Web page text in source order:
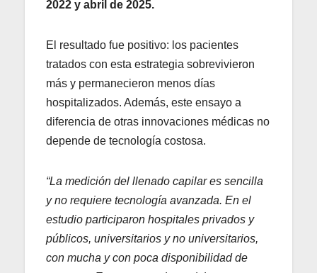
2022 y abril de 2025.
El resultado fue positivo: los pacientes
tratados con esta estrategia sobrevivieron
más y permanecieron menos días
hospitalizados. Además, este ensayo a
diferencia de otras innovaciones médicas no
depende de tecnología costosa.
“La medición del llenado capilar es sencilla
y no requiere tecnología avanzada. En el
estudio participaron hospitales privados y
públicos, universitarios y no universitarios,
con mucha y con poca disponibilidad de